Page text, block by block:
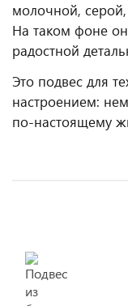
молочной,
На таком фоне
радостной
Это подвес для
настроением:
по-настоящему